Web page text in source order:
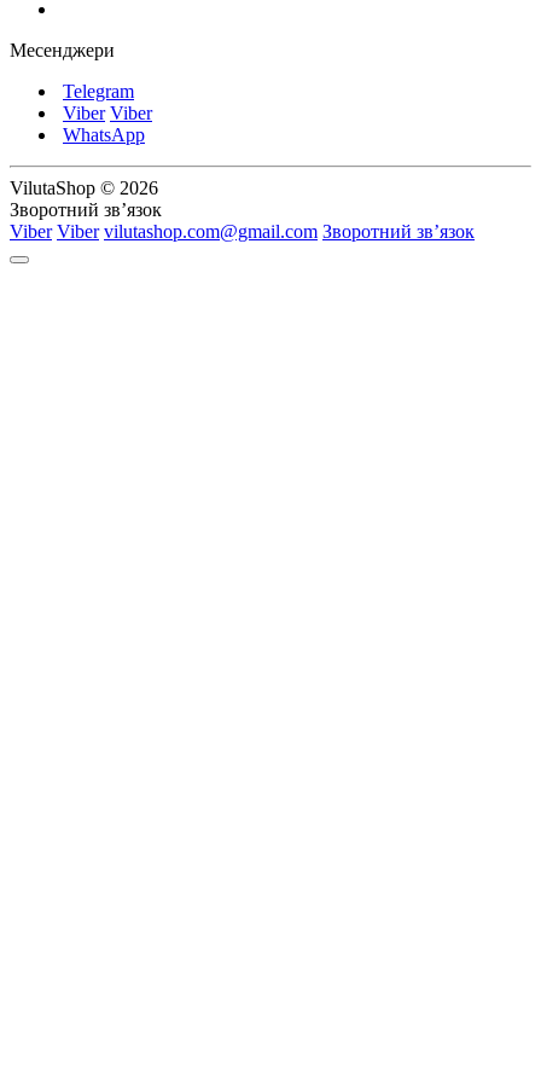
Месенджери
Telegram
Viber Viber
WhatsApp
VilutaShop © 2026
Зворотний зв’язок
Viber Viber vilutashop.com@gmail.com Зворотний зв’язок